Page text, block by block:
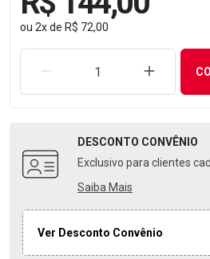
ou 2xde R$ 72,00
REMOVER UMA UNIDADE
DESCONTO CONVÊNIO
Exclusivo para clientes
Saiba Mais
Ver Desconto Convênio